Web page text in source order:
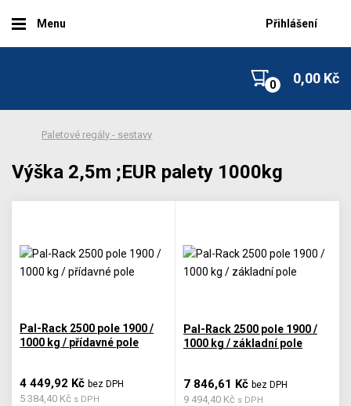
Menu Přihlášení
0,00 Kč
Paletové regály - sestavy
Výška 2,5m ;EUR palety 1000kg
Pal-Rack 2500 pole 1900 /
1000 kg / přídavné pole
4 449,92 Kčbez DPH
5 384,40 Kč s DPH
Pal-Rack 2500 pole 1900 /
1000 kg / základní pole
7 846,61 Kč bez DPH
9 494,40 Kč s DPH